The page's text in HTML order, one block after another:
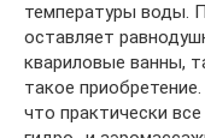
температуры воды.
оставляет
квариловые ванны,
такое
что практически